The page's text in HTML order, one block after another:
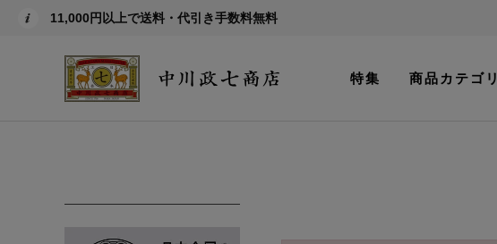
11,000円以上で送料・代引き手数料無料
特集 商品カテゴリ